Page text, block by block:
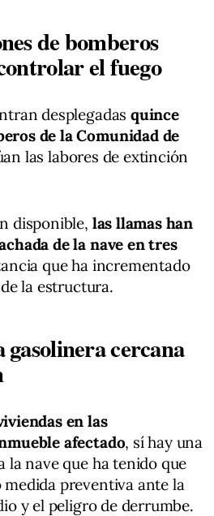
de bomberos
el fuego
desplegadas quince
de la Comunidad de
las labores de extinción
disponible, las llamas han
de la nave en tres
que ha incrementado
la estructura.
gasolinera cercana
en las
afectado, sí hay una
la nave que ha tenido que
medida preventiva ante la
y el peligro de derrumbe.